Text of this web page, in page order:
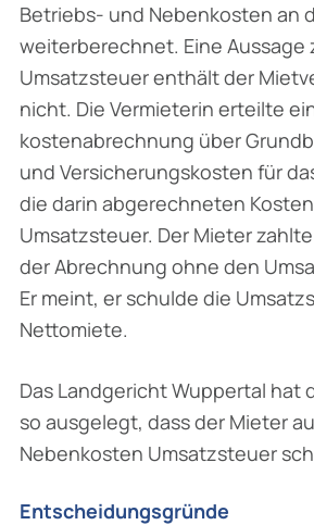
Betriebs- und Nebenkosten an
weiterberechnet. Eine Aussage
Umsatzsteuer enthält der
nicht. Die Vermieterin erteilte
kostenabrechnung über
und Versicherungskosten für
die darin abgerechneten
Umsatzsteuer. Der Mieter
der Abrechnung ohne den
Er meint, er schulde die
Nettomiete.
Das Landgericht Wuppertal hat
so ausgelegt, dass der Mieter
Nebenkosten Umsatzsteuer
Entscheidungsgründe